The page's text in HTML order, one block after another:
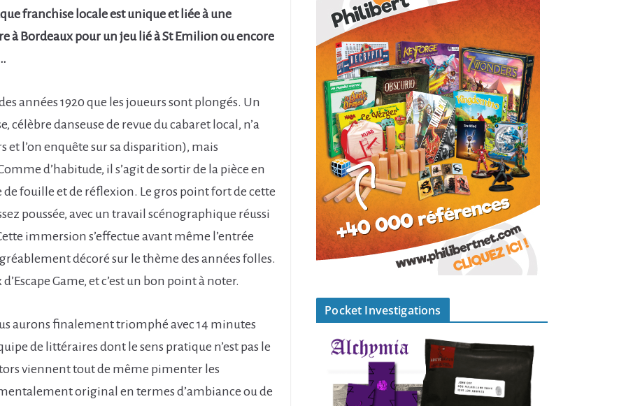
franchise locale est unique et liée à une
à Bordeaux pour un jeu lié à St Emilion ou encore
années 1920 que les joueurs sont plongés. Un
célèbre danseuse de revue du cabaret local, n’a
et l’on enquête sur sa disparition), mais
d’habitude, il s’agit de sortir de la pièce en
fouille et de réflexion. Le gros point fort de cette
poussée, avec un travail scénographique réussi
immersion s’effectue avant même l’entrée
décoré sur le thème des années folles.
Game, et c’est un bon point à noter.
aurons finalement triomphé avec 14 minutes
de littéraires dont le sens pratique n’est pas le
viennent tout de même pimenter les
original en termes d’ambiance ou de
Pocket Investigations